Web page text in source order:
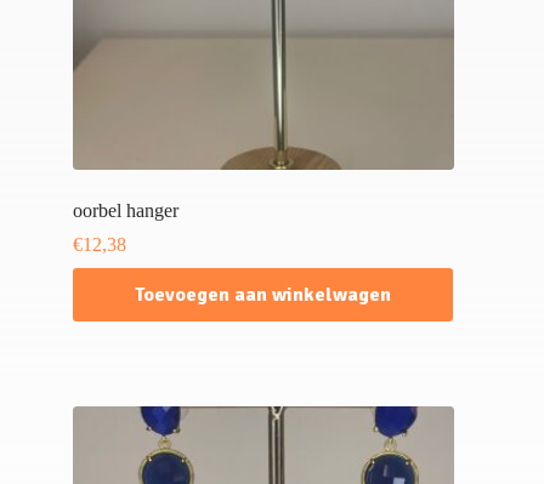
oorbel hanger
€12,38
Toevoegen aan winkelwagen